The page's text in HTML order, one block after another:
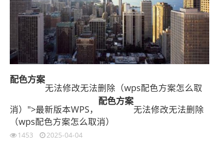
配色方案
无法修改无法删除（wps配色方案怎么取
消）">最新版本WPS，
配色方案
无法修改无法删除
（wps配色方案怎么取消）
1453 2025-04-04